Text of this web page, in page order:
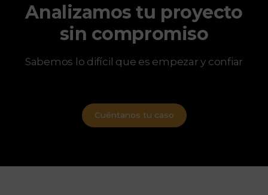
Analizamos tu proyecto
sin compromiso
Sabemos lo difícil que es empezar y confiar
Cuéntanos tu caso